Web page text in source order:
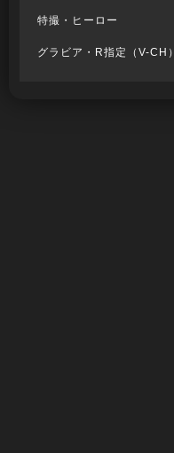
特撮・ヒーロー
グラビア・R指定（V-CH）